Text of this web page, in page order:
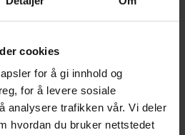
cookies
for å gi innhold og
for å levere sosiale
analysere trafikken vår. Vi deler
hvordan du bruker nettstedet